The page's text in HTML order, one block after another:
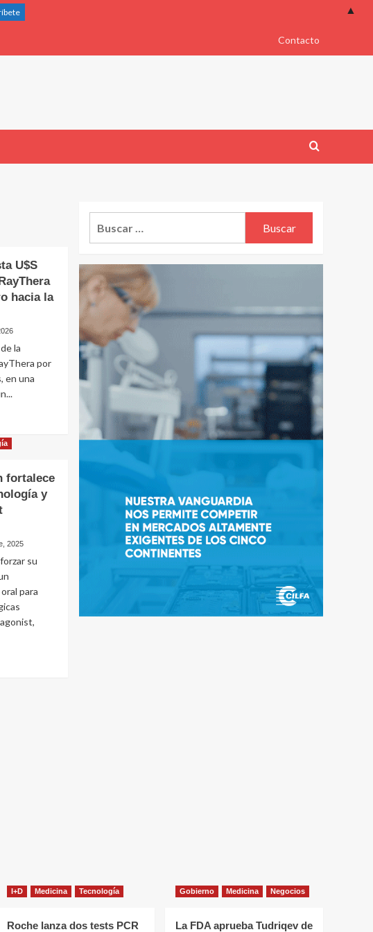
Contacto
U$S
hacia la
la
por
en una
fortalece
y
2025
su
para
I+D Medicina Tecnología
Roche lanza dos tests PCR
Gobierno Medicina Negocios
La FDA aprueba Tudriqev de
▲